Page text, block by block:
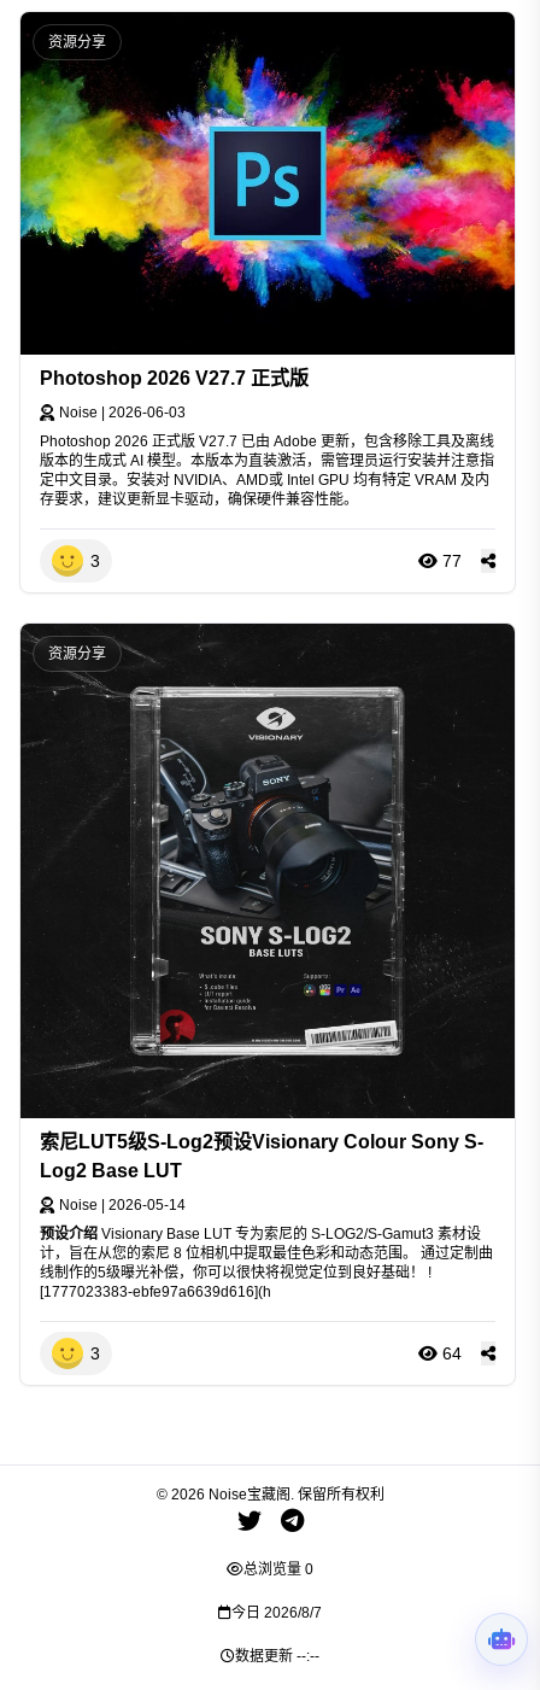
资源分享
Photoshop 2026 V27.7 正式版
Noise | 2026-06-03
Photoshop 2026 正式版 V27.7 已由 Adobe 更新，包含移除工具及离线
版本的生成式 AI 模型。本版本为直装激活，需管理员运行安装并注意指
定中文目录。安装对 NVIDIA、AMD或 Intel GPU 均有特定 VRAM 及内
存要求，建议更新显卡驱动，确保硬件兼容性能。
3 77
资源分享
索尼LUT5级S-Log2预设Visionary Colour Sony S-
Log2 Base LUT
Noise | 2026-05-14
预设介绍 Visionary Base LUT 专为索尼的 S-LOG2/S-Gamut3 素材设
计，旨在从您的索尼 8 位相机中提取最佳色彩和动态范围。 通过定制曲
线制作的5级曝光补偿，你可以很快将视觉定位到良好基础！ !
[1777023383-ebfe97a6639d616](h
3 64
© 2026 Noise宝藏阁. 保留所有权利
总浏览量 0
今日 2026/8/7
数据更新 --:--